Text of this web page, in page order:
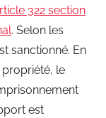
322 section
. Selon les
sanctionné. En
le
est